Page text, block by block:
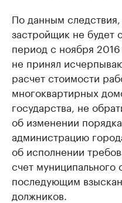
По данным
застройщик не будет
период с ноября
не принял
расчет стоимости
многоквартирных
государства, не
об изменении
администрацию
об исполнении
счет муниципального
последующим
должников.